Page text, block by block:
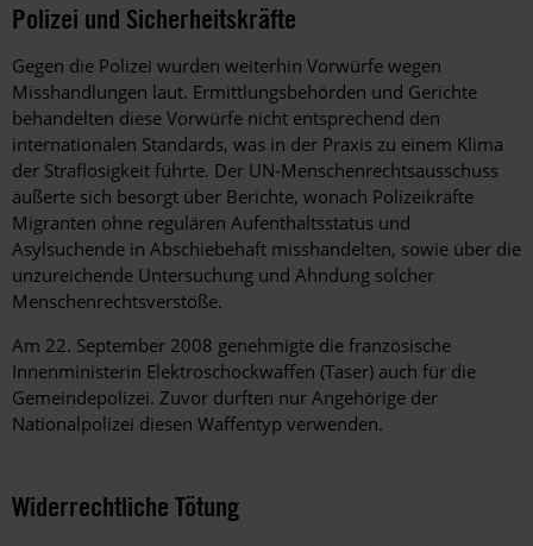
Polizei und Sicherheitskräfte
Gegen die Polizei wurden weiterhin Vorwürfe wegen
Misshandlungen laut. Ermittlungsbehörden und Gerichte
behandelten diese Vorwürfe nicht entsprechend den
internationalen Standards, was in der Praxis zu einem Klima
der Straflosigkeit führte. Der UN-Menschenrechtsausschuss
äußerte sich besorgt über Berichte, wonach Polizeikräfte
Migranten ohne regulären Aufenthaltsstatus und
Asylsuchende in Abschiebehaft misshandelten, sowie über die
unzureichende Untersuchung und Ahndung solcher
Menschenrechtsverstöße.
Am 22. September 2008 genehmigte die französische
Innenministerin Elektroschockwaffen (Taser) auch für die
Gemeindepolizei. Zuvor durften nur Angehörige der
Nationalpolizei diesen Waffentyp verwenden.
Widerrechtliche Tötung